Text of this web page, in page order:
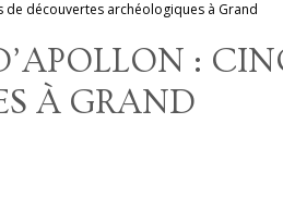
de découvertes archéologiques à Grand
:
À GRAND